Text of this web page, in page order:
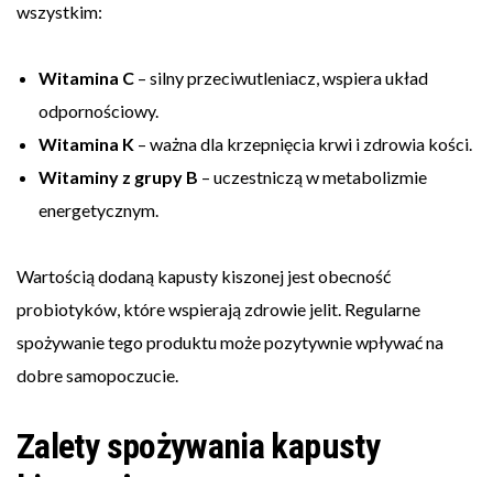
wszystkim:
Witamina C – silny przeciwutleniacz, wspiera układ
odpornościowy.
Witamina K – ważna dla krzepnięcia krwi i zdrowia kości.
Witaminy z grupy B – uczestniczą w metabolizmie
energetycznym.
Wartością dodaną kapusty kiszonej jest obecność
probiotyków, które wspierają zdrowie jelit. Regularne
spożywanie tego produktu może pozytywnie wpływać na
dobre samopoczucie.
Zalety spożywania kapusty